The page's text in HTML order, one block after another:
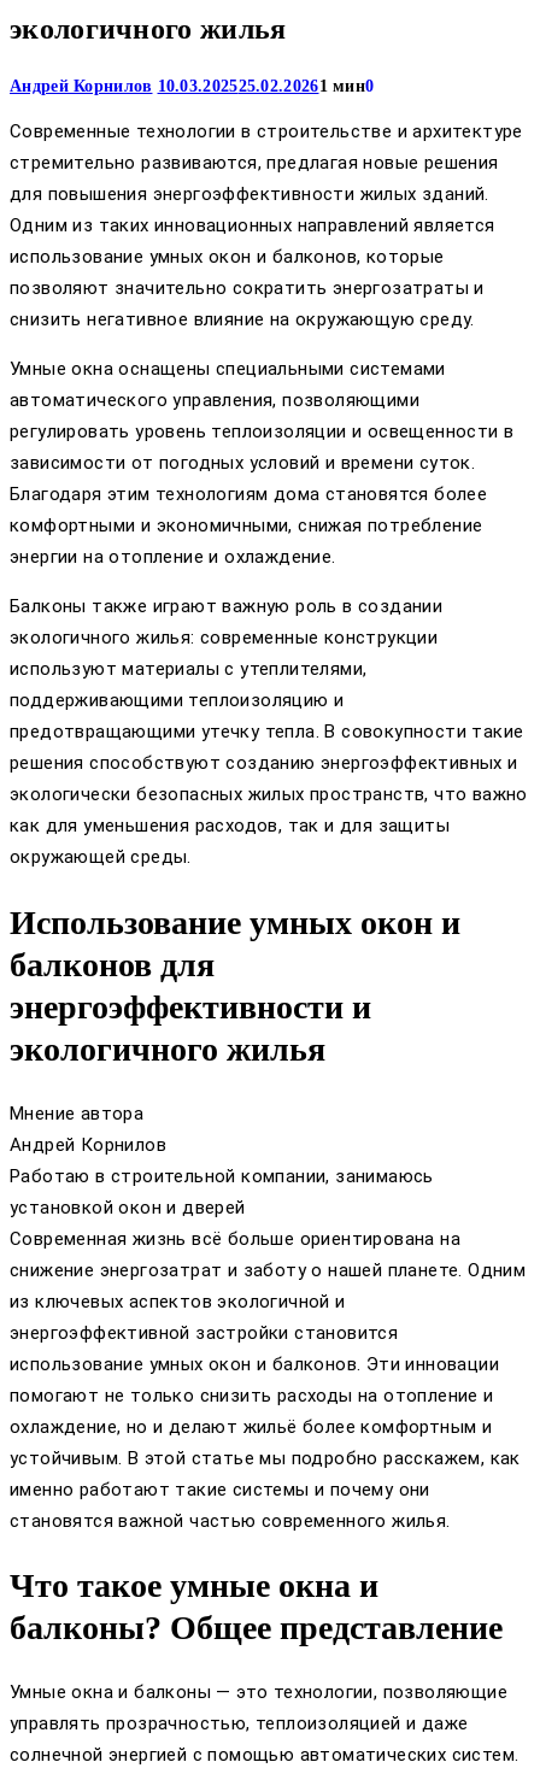
экологичного жилья
Андрей Корнилов 10.03.202525.02.20261 мин0
Современные технологии в строительстве и архитектуре
стремительно развиваются, предлагая новые решения
для повышения энергоэффективности жилых зданий.
Одним из таких инновационных направлений является
использование умных окон и балконов, которые
позволяют значительно сократить энергозатраты и
снизить негативное влияние на окружающую среду.
Умные окна оснащены специальными системами
автоматического управления, позволяющими
регулировать уровень теплоизоляции и освещенности в
зависимости от погодных условий и времени суток.
Благодаря этим технологиям дома становятся более
комфортными и экономичными, снижая потребление
энергии на отопление и охлаждение.
Балконы также играют важную роль в создании
экологичного жилья: современные конструкции
используют материалы с утеплителями,
поддерживающими теплоизоляцию и
предотвращающими утечку тепла. В совокупности такие
решения способствуют созданию энергоэффективных и
экологически безопасных жилых пространств, что важно
как для уменьшения расходов, так и для защиты
окружающей среды.
Использование умных окон и
балконов для
энергоэффективности и
экологичного жилья
Мнение автора
Андрей Корнилов
Работаю в строительной компании, занимаюсь
установкой окон и дверей
Современная жизнь всё больше ориентирована на
снижение энергозатрат и заботу о нашей планете. Одним
из ключевых аспектов экологичной и
энергоэффективной застройки становится
использование умных окон и балконов. Эти инновации
помогают не только снизить расходы на отопление и
охлаждение, но и делают жильё более комфортным и
устойчивым. В этой статье мы подробно расскажем, как
именно работают такие системы и почему они
становятся важной частью современного жилья.
Что такое умные окна и
балконы? Общее представление
Умные окна и балконы — это технологии, позволяющие
управлять прозрачностью, теплоизоляцией и даже
солнечной энергией с помощью автоматических систем.